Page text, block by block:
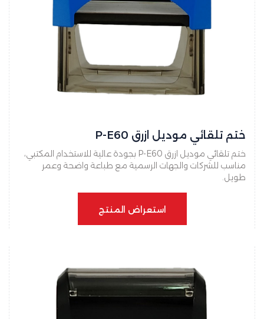
ختم تلقائي موديل ازرق P-E60
ختم تلقائي موديل ازرق P-E60 بجودة عالية للاستخدام المكتبي،
مناسب للشركات والجهات الرسمية مع طباعة واضحة وعمر
طويل.
استعراض المنتج
استعراض المنتج